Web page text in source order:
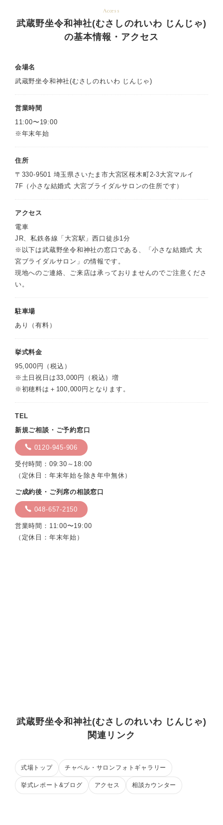
Access
武蔵野坐令和神社(むさしのれいわ じんじゃ)
の基本情報・アクセス
会場名
武蔵野坐令和神社(むさしのれいわ じんじゃ)
営業時間
11:00〜19:00
※年末年始
住所
〒330-9501 埼玉県さいたま市大宮区桜木町2-3大宮マルイ
7F（小さな結婚式 大宮ブライダルサロンの住所です）
アクセス
電車
JR、私鉄各線「大宮駅」西口徒歩1分
※以下は武蔵野坐令和神社の窓口である、「小さな結婚式 大
宮ブライダルサロン」の情報です。
現地へのご連絡、ご来店は承っておりませんのでご注意くださ
い。
駐車場
あり（有料）
挙式料金
95,000円（税込）
※土日祝日は33,000円（税込）増
※初穂料は＋100,000円となります。
TEL
新規ご相談・ご予約窓口
0120-945-906
受付時間：09:30～18:00
（定休日：年末年始を除き年中無休）
ご成約後・ご列席の相談窓口
048-657-2150
営業時間：11:00〜19:00
（定休日：年末年始）
武蔵野坐令和神社(むさしのれいわ じんじゃ)
関連リンク
式場トップ チャペル・サロンフォトギャラリー
挙式レポート&ブログ アクセス 相談カウンター